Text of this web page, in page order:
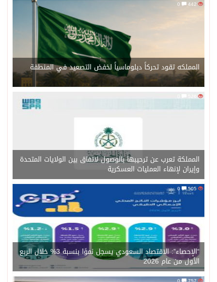
المملكه تقود تحركاً دبلوماسياً لخفض التصعيد في المنطقة
526
المملكة تعرب عن ترحيبها بالوصول لاتفاق بين الولايات المتحدة
وإيران لإنهاء العمليات العسكرية
505
“الإحصاء”: الاقتصاد السعودي يسجل نموًا بنسبة 3% خلال الربع
الأول من عام 2026